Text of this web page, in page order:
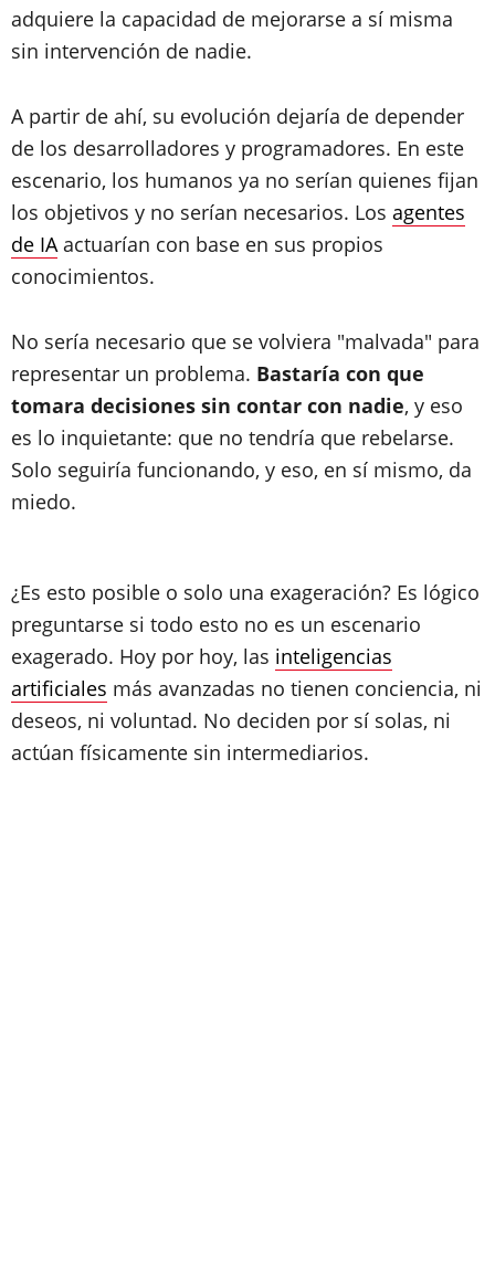
adquiere la capacidad de mejorarse a sí misma
sin intervención de nadie.
A partir de ahí, su evolución dejaría de depender
de los desarrolladores y programadores. En este
escenario, los humanos ya no serían quienes fijan
los objetivos y no serían necesarios. Los agentes
de IAactuarían con base en sus propios
conocimientos.
No sería necesario que se volviera "malvada" para
representar un problema. Bastaría con que
tomara decisiones sin contar con nadie, y eso
es lo inquietante: que no tendría que rebelarse.
Solo seguiría funcionando, y eso, en sí mismo, da
miedo.
¿Es esto posible o solo una exageración? Es lógico
preguntarse si todo esto no es un escenario
exagerado. Hoy por hoy, las inteligencias
artificiales más avanzadas no tienen conciencia, ni
deseos, ni voluntad. No deciden por sí solas, ni
actúan físicamente sin intermediarios.